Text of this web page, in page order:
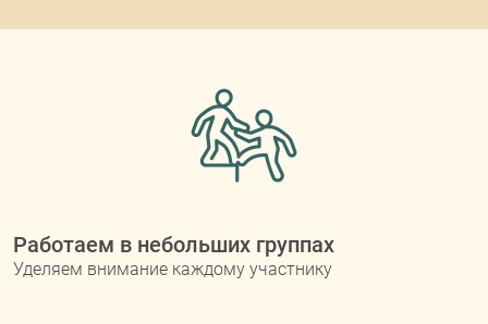
Работаем в небольших группах
Уделяем внимание каждому участнику